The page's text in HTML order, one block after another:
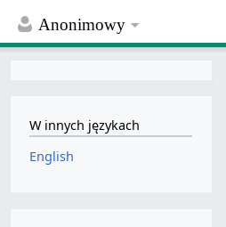
Anonimowy
W innych językach
English